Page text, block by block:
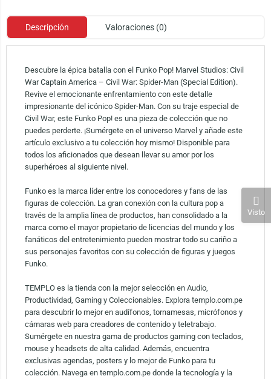
Descripción Valoraciones (0)
Descubre la épica batalla con el Funko Pop! Marvel Studios: Civil
War Captain America – Civil War: Spider-Man (Special Edition).
Revive el emocionante enfrentamiento con este detalle
impresionante del icónico Spider-Man. Con su traje especial de
Civil War, este Funko Pop! es una pieza de colección que no
puedes perderte. ¡Sumérgete en el universo Marvel y añade este
artículo exclusivo a tu colección hoy mismo! Disponible para
todos los aficionados que desean llevar su amor por los
superhéroes al siguiente nivel.
Funko es la marca líder entre los conocedores y fans de las
figuras de colección. La gran conexión con la cultura pop a
través de la amplia línea de productos, han consolidado a la
marca como el mayor propietario de licencias del mundo y los
fanáticos del entretenimiento pueden mostrar todo su cariño a
sus personajes favoritos con su colección de figuras y juegos
Funko.
TEMPLO es la tienda con la mejor selección en Audio,
Productividad, Gaming y Coleccionables. Explora templo.com.pe
para descubrir lo mejor en audífonos, tornamesas, micrófonos y
cámaras web para creadores de contenido y teletrabajo.
Sumérgete en nuestra gama de productos gaming con teclados,
mouse y headsets de alta calidad. Además, encuentra
exclusivas agendas, posters y lo mejor de Funko para tu
colección. Navega en templo.com.pe donde la tecnología y la
Visto